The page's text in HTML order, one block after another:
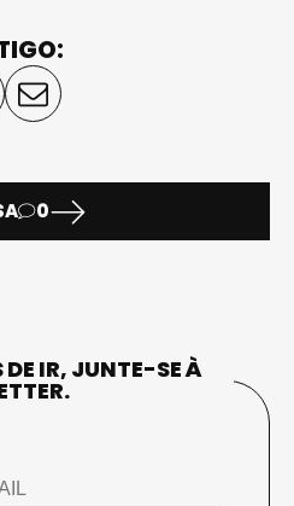
0
DE IR, JUNTE-SE À